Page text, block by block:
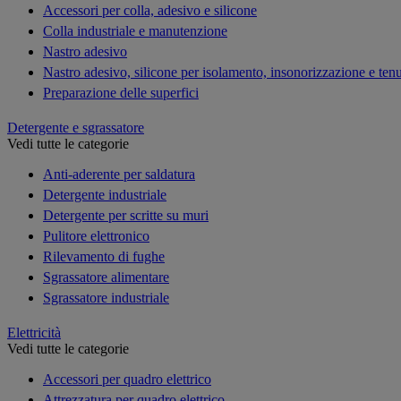
Accessori per colla, adesivo e silicone
Colla industriale e manutenzione
Nastro adesivo
Nastro adesivo, silicone per isolamento, insonorizzazione e
Preparazione delle superfici
Detergente e sgrassatore
Vedi tutte le categorie
Anti-aderente per saldatura
Detergente industriale
Detergente per scritte su muri
Pulitore elettronico
Rilevamento di fughe
Sgrassatore alimentare
Sgrassatore industriale
Elettricità
Vedi tutte le categorie
Accessori per quadro elettrico